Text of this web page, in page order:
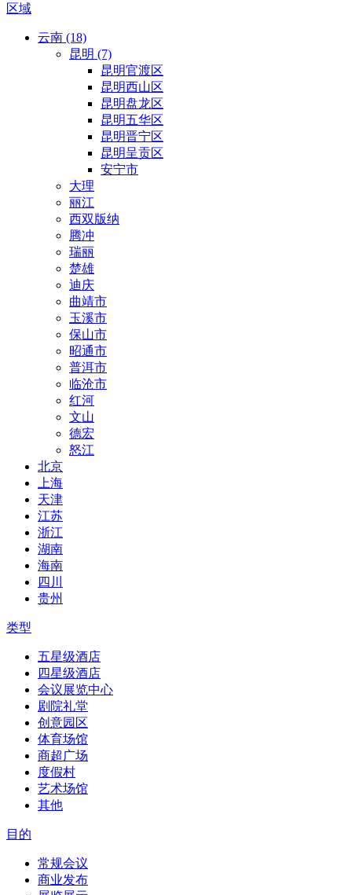
区域
云南 (18)
昆明 (7)
昆明官渡区
昆明西山区
昆明盘龙区
昆明五华区
昆明晋宁区
昆明呈贡区
安宁市
大理
丽江
西双版纳
腾冲
瑞丽
楚雄
迪庆
曲靖市
玉溪市
保山市
昭通市
普洱市
临沧市
红河
文山
德宏
怒江
北京
上海
天津
江苏
浙江
湖南
海南
四川
贵州
类型
五星级酒店
四星级酒店
会议展览中心
剧院礼堂
创意园区
体育场馆
商超广场
度假村
艺术场馆
其他
目的
常规会议
商业发布